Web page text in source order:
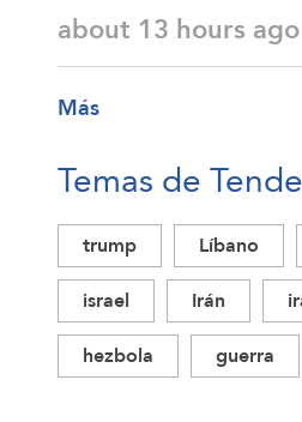
about 13 hours ago
Más
Temas de
trump Líbano
israel
Irán
hezbola
guerra